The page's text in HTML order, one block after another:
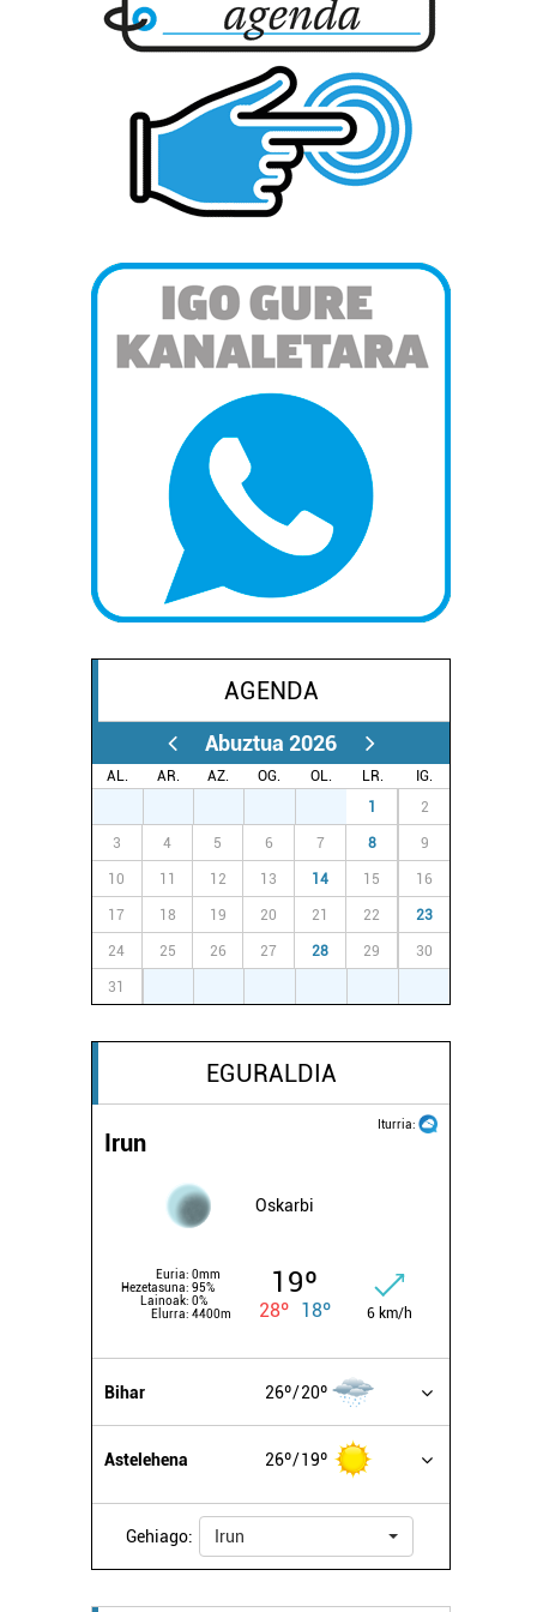
AGENDA
Abuztua 2026
AL. AR. AZ. OG. OL. LR.
IG.
1 2
3 4 5 6 7 8 9
10 11 12 13 14 15 16
17 18 19 20 21 22 23
24 25 26 27 28 29 30
31
EGURALDIA
Iturria:
Irun
Oskarbi
Euria: 0mm
Hezetasuna: 95%
Lainoak: 0%
Elurra: 4400m
19º
28º 18º 6 km/h
Bihar 26º 20º
Astelehena 26º 19º
Gehiago: Irun